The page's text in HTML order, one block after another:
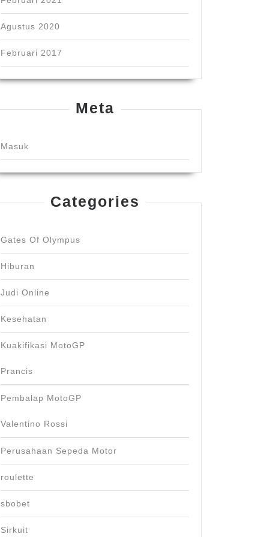
Agustus 2020
Februari 2017
Meta
Masuk
Categories
Gates Of Olympus
Hiburan
Judi Online
Kesehatan
Kuakifikasi MotoGP
Prancis
Pembalap MotoGP
Valentino Rossi
Perusahaan Sepeda Motor
roulette
sbobet
Sirkuit